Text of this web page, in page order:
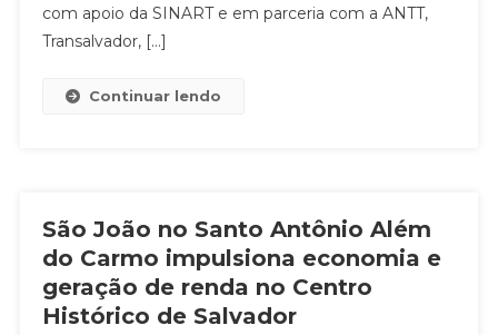
com apoio da SINART e em parceria com a ANTT,
Transalvador, […]
Continuar lendo
São João no Santo Antônio Além
do Carmo impulsiona economia e
geração de renda no Centro
Histórico de Salvador